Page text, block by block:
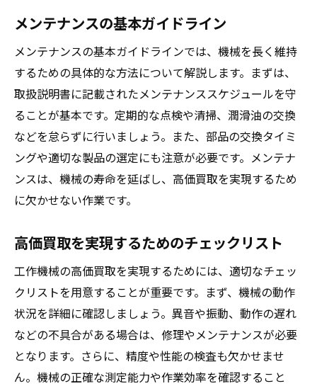
機械の寿命を延ばすメンテナンスの役割
メンテナンス履歴の保管と活用方法
プロが教えるメンテナンスのコツ
買取前に行うべきメンテナンスチェック
成功事例から学ぶ機械の高価買取術
実際の成功事例とそのポイント
高価買取に成功した理由を探る
事例から学ぶ効果的なメンテナンス方法
買取業者との交渉術の実際例
成功事例に見る契約条件のポイント
高価買取を実現するための具体的手順
買取価格を最大化するための機械の簡単メンテ
ナンス法
日常的に行うべきメンテナンス法
初心者でもできる簡単メンテナンス
メンテナンスの基本ガイドライン
メンテナンスの基本ガイドラインでは、機械を長く維持
するための具体的な方法について解説します。まずは、
取扱説明書に記載されたメンテナンススケジュールを守
ることが基本です。定期的な点検や清掃、潤滑油の交換
などを怠らずに行いましょう。また、部品の交換タイミ
ングや適切な製品の選定にも注意が必要です。メンテナ
ンスは、機械の寿命を延ばし、高価買取を実現するため
に欠かせない作業です。
高価買取を実現するためのチェックリスト
工作機械の高価買取を実現するためには、適切なチェッ
クリストを用意することが重要です。まず、機械の動作
状況を詳細に確認しましょう。異音や振動、動作の遅れ
などの不具合がある場合は、修理やメンテナンスが必要
となります。さらに、精度や性能の検査も欠かせませ
ん。機械の正確な測定能力や作業効率を確認すること